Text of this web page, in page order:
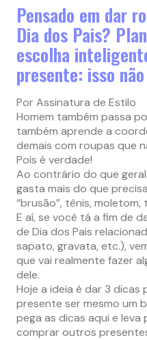
Pensado em dar
Dia dos Pais?
escolha
presente: isso
Por Assinatura de Estilo
Homem também passa
também aprende a
demais com roupas que
Pois é verdade!
Ao contrário do que
gasta mais do que
“brusão”, tênis, moletom,
E aí, se você tá a fim de
de Dia dos Pais
sapato, gravata, etc.),
que vai realmente fazer
dele.
Hoje a ideia é dar 3 dicas
presente ser mesmo um
pega as dicas aqui e leva
comprar outros